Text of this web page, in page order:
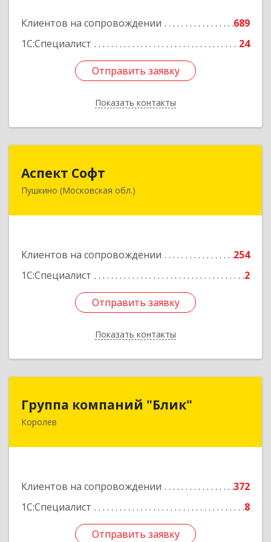
Клиентов на сопровождении
689
1С:Специалист
24
Отправить заявку
Показать контакты
Подробнее
Отправить заявку
Назад
Аспект Софт
Пушкино (Московская обл.)
Клиентов на сопровождении
254
1С:Специалист
2
Отправить заявку
Показать контакты
141205, Московская обл, Пушкинский р-н,
Отправить заявку
Назад
Группа компаний "Блик"
Королев
Клиентов на сопровождении
372
1С:Специалист
8
Отправить заявку
Группа компаний "Блик"
Отправить заявку